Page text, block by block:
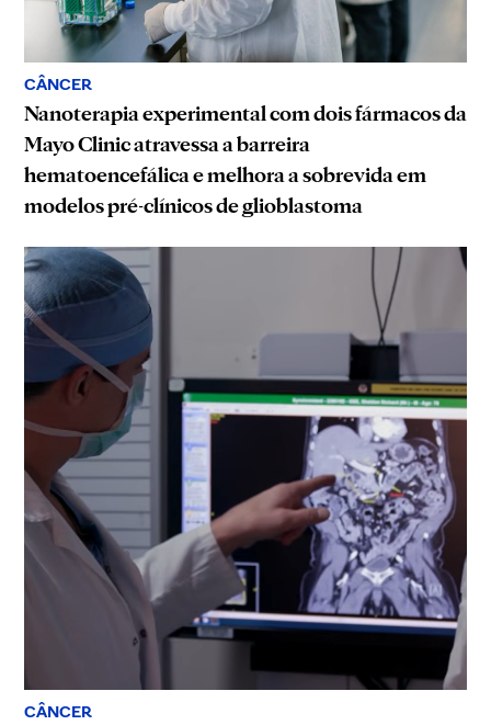
CÂNCER
Nanoterapia experimental com dois fármacos da
Mayo Clinic atravessa a barreira
hematoencefálica e melhora a sobrevida em
modelos pré-clínicos de glioblastoma
CÂNCER